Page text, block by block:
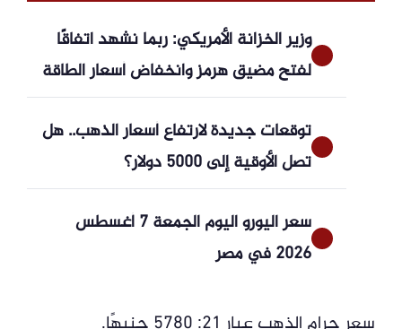
وزير الخزانة الأمريكي: ربما نشهد اتفاقًا
لفتح مضيق هرمز وانخفاض أسعار الطاقة
توقعات جديدة لارتفاع أسعار الذهب.. هل
تصل الأوقية إلى 5000 دولار؟
سعر اليورو اليوم الجمعة 7 أغسطس
2026 في مصر